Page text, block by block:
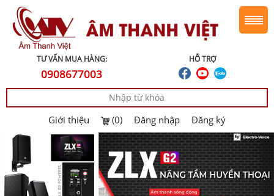
HỖ TRỢ
TƯ VẤN MUA HÀNG:
0908677003
Giới thiệu (0) Đăng nhập Đăng ký